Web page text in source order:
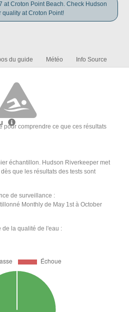
at Croton Point Beach. Check Hudson
quality at Croton Point!
du guide Météo Info Source
pour comprendre ce que ces résultats
échantillon. Hudson Riverkeeper met
que les résultats des tests sont
de surveillance :
Monthly de May 1st à October
de la qualité de l'eau :